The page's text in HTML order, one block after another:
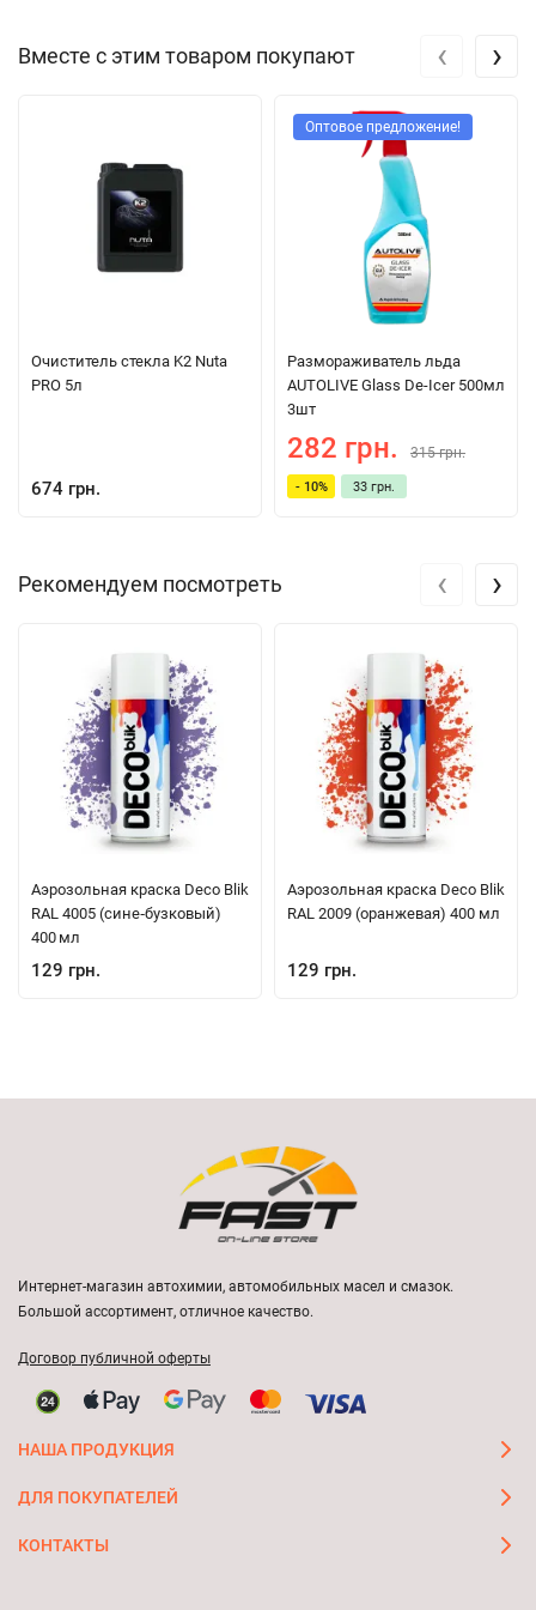
Вместе с этим товаром покупают
Очиститель стекла K2 Nuta
PRO 5л
674 грн.
Оптовое предложение!
Размораживатель льда
AUTOLIVE Glass De-Icer 500мл
3шт
282 грн. 315 грн.
- 10% 33 грн.
‹ ›
Рекомендуем посмотреть
Аэрозольная краска Deco Blik
RAL 4005 (сине‑бузковый)
400 мл
129 грн.
Аэрозольная краска Deco Blik
RAL 2009 (оранжевая) 400 мл
129 грн.
‹ ›
Интернет-магазин автохимии, автомобильных масел и смазок.
Большой ассортимент, отличное качество.
Договор публичной оферты
НАША ПРОДУКЦИЯ
ДЛЯ ПОКУПАТЕЛЕЙ
КОНТАКТЫ